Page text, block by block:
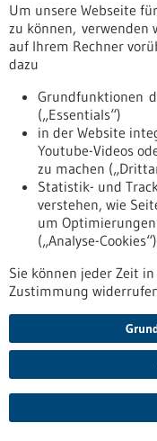
schlecht. Ein neues,
von Fraunhofer-
aggressive
Präzision zu erkennen
erheblich zu verbessern.
https://
bw.de/fachbeitrag/
fruehzeitig-erkennen
Pressemitteilung -
Krebs
Weniger
Behandlung von Brust-
Verfahren kombiniert
Med«, abgeleitet von
in 3D, entwickeln
Röntgen und Radar
Überwachung und
nicht nur verbessern,
https://
bw.de/fachbeitrag/
Um unsere Webseite
zu können, verwenden
auf Ihrem Rechner
dazu
Grundfunktionen
(„Essentials“)
in der Website
Youtube-Videos
zu machen
Statistik- und
verstehen, wie
um
(„Analyse-
Sie können jeder Zeit
Zustimmung